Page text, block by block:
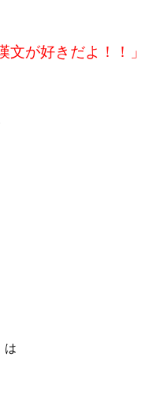
文が好きだよ！！」
は